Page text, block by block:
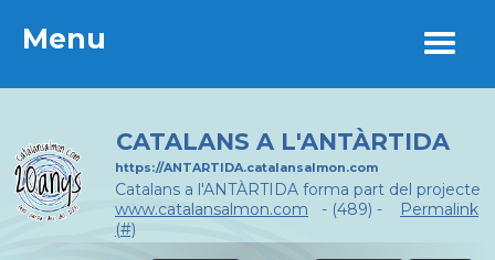
Menu
CATALANS A L'ANTÀRTIDA
https://ANTARTIDA.catalansalmon.com
Catalans a l'ANTÀRTIDA forma part del projecte
www.catalansalmon.com - (489) -
Permalink
(#)
Menu